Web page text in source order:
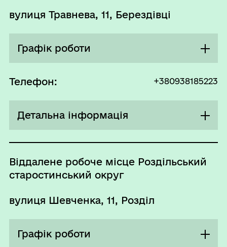
вулиця Травнева, 11, Берездівці
Графік роботи
Понеділок 14:00 - 17:00
Середа 09:00 - 13:00
П`ятниця 09:00 - 13:00
Субота Вихідний
Неділя Вихідний
Телефон: +380938185223
Детальна інформація
e-mailberezdrada@ukr.net
Віддалене робоче місце Роздільський
старостинський округ
вулиця Шевченка, 11, Розділ
Графік роботи